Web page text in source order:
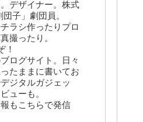
デザイナー。株式
子」劇団員。
ラシ作ったりプロ
撮ったり。
！
ログサイト。日々
たままに書いてお
ジタルガジェッ
ューも。
もこちらで発信